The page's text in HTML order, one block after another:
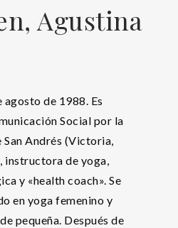
Agustina
agosto de 1988. Es
Social por la
San Andrés (Victoria,
instructora de yoga,
y «health coach». Se
en yoga femenino y
pequeña. Después de